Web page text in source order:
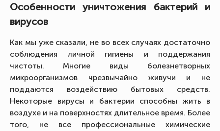
Особенности уничтожения бактерий и
вирусов
Как мы уже сказали, не во всех случаях достаточно
соблюдения личной гигиены и поддержания
чистоты. Многие виды болезнетворных
микроорганизмов чрезвычайно живучи и не
поддаются воздействию бытовых средств.
Некоторые вирусы и бактерии способны жить в
воздухе и на поверхностях длительное время. Более
того, не все профессиональные химические